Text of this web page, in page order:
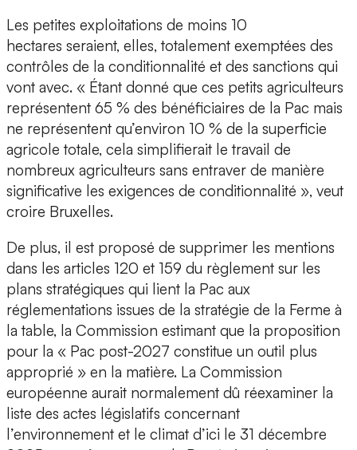
Les petites exploitations de moins 10
hectares seraient, elles, totalement exemptées des
contrôles de la conditionnalité et des sanctions qui
vont avec. « Étant donné que ces petits agriculteurs
représentent 65 % des bénéficiaires de la Pac mais
ne représentent qu’environ 10 % de la superficie
agricole totale, cela simplifierait le travail de
nombreux agriculteurs sans entraver de manière
significative les exigences de conditionnalité », veut
croire Bruxelles.
De plus, il est proposé de supprimer les mentions
dans les articles 120 et 159 du règlement sur les
plans stratégiques qui lient la Pac aux
réglementations issues de la stratégie de la Ferme à
la table, la Commission estimant que la proposition
pour la « Pac post-2027 constitue un outil plus
approprié » en la matière. La Commission
européenne aurait normalement dû réexaminer la
liste des actes législatifs concernant
l’environnement et le climat d’ici le 31 décembre